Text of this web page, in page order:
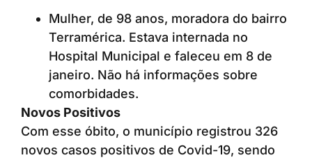
Mulher, de 98 anos, moradora do bairro
Terramérica. Estava internada no
Hospital Municipal e faleceu em 8 de
janeiro. Não há informações sobre
comorbidades.
Novos Positivos
Com esse óbito, o município registrou 326
novos casos positivos de Covid-19, sendo